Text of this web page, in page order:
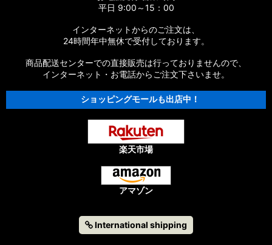
平日 9:00～15：00
インターネットからのご注文は、
24時間年中無休で受付しております。
商品配送センターでの直接販売は行っておりませんので、
インターネット・お電話からご注文下さいませ。
ショッピングモールも出店中！
楽天市場
アマゾン
International shipping